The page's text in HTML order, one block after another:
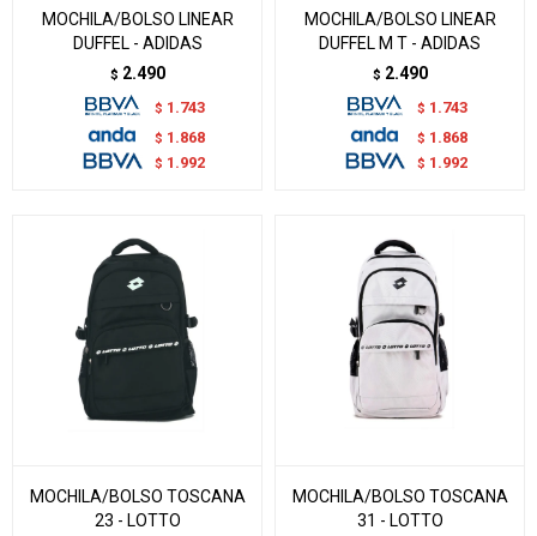
MOCHILA/BOLSO LINEAR
DUFFEL - ADIDAS
$ 2.490
$ 1.743
$ 1.868
$ 1.992
MOCHILA/BOLSO LINEAR
DUFFEL M T - ADIDAS
$ 2.490
$ 1.743
$ 1.868
$ 1.992
MOCHILA/BOLSO TOSCANA
23 - LOTTO
MOCHILA/BOLSO TOSCANA
31 - LOTTO